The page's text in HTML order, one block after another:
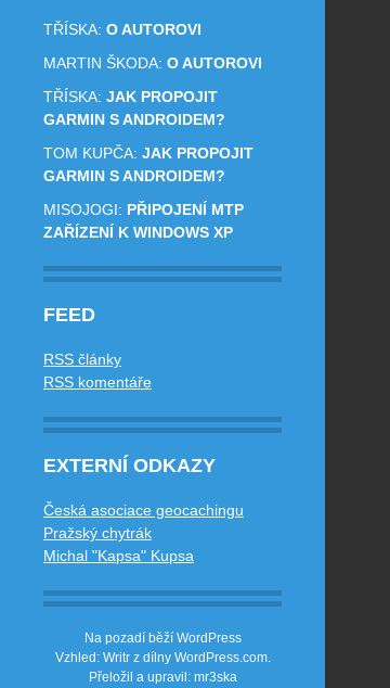
TŘÍSKA: O AUTOROVI
MARTIN ŠKODA: O AUTOROVI
TŘÍSKA: JAK PROPOJIT
GARMIN S ANDROIDEM?
TOM KUPČA: JAK PROPOJIT
GARMIN S ANDROIDEM?
MISOJOGI: PŘIPOJENÍ MTP
ZAŘÍZENÍ K WINDOWS XP
FEED
RSS články
RSS komentáře
EXTERNÍ ODKAZY
Česká asociace geocachingu
Pražský chytrák
Michal "Kapsa" Kupsa
Na pozadí běží WordPress
Vzhled: Writr z dílny WordPress.com.
Přeložil a upravil: mr3ska